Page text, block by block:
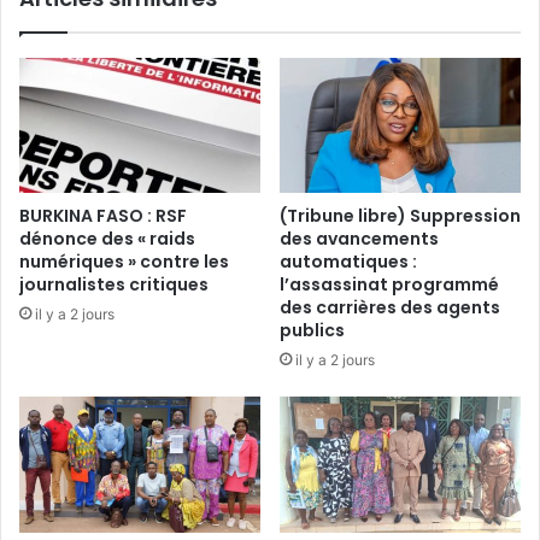
e
é
d
u
r
a
b
l
e
:
q
n
d
l
e
g
e
e
t
d
u
d
r
o
i
t
t
c
o
n
s
u
BURKINA FASO : RSF
dénonce des « raids
numériques » contre les
journalistes critiques
il y a 2 jours
(Tribune libre) Suppression
des avancements
automatiques :
l’assassinat programmé
des carrières des agents
publics
il y a 2 jours